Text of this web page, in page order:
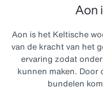
Aon
Aon is het Keltische
van de kracht van het
ervaring zodat
kunnen maken. Door
bundelen